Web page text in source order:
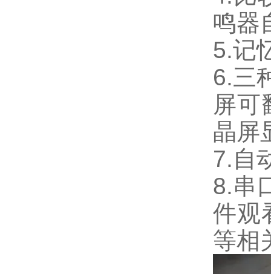
鸣器
5.记
6.三
屏可
晶屏
7.自
8.串
件观
等相